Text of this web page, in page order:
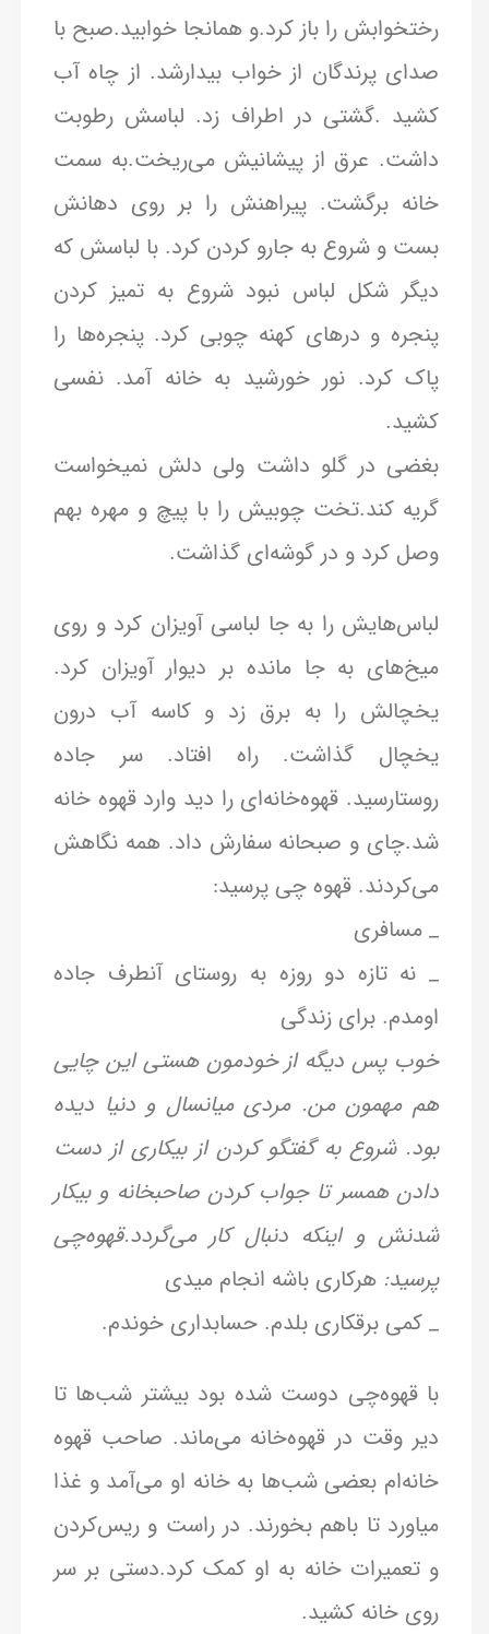
رختخوابش را باز کرد.و همانجا خوابید.صبح با
صدای پرندگان از خواب بیدارشد. از چاه آب
کشید .گشتی در اطراف زد. لباسش رطوبت
داشت. عرق از پیشانیش می‌ریخت.به سمت
خانه برگشت. پیراهنش را بر روی دهانش
بست و شروع به جارو کردن کرد. با لباسش که
دیگر شکل لباس نبود شروع به تمیز کردن
پنجره و درهای کهنه چوبی کرد. پنجره‌ها را
پاک کرد. نور خورشید به خانه آمد. نفسی
کشید.
بغضی در گلو داشت ولی دلش نمیخواست
گریه کند.تخت چوبیش را با پیچ و مهره بهم
وصل کرد و در گوشه‌ای گذاشت.
لباس‌هایش را به جا لباسی آویزان کرد و روی
میخ‌های به جا مانده بر دیوار آویزان کرد.
یخچالش را به برق زد و کاسه آب درون
یخچال گذاشت. راه افتاد. سر جاده
روستارسید. قهوه‌خانه‌ای را دید وارد قهوه خانه
شد.چای و صبحانه سفارش داد. همه نگاهش
می‌کردند. قهوه چی پرسید:
_ مسافری
_ نه تازه دو روزه به روستای آنطرف جاده
اومدم. برای زندگی
خوب پس دیگه از خودمون هستی این چایی‌
هم مهمون من. مردی میانسال و دنیا دیده
بود. شروع به گفتگو کردن از بیکاری از دست
دادن همسر تا جواب کردن صاحبخانه و بیکار
شدنش و اینکه دنبال کار می‌گردد.قهوه‌چی
پرسید: هرکاری باشه انجام میدی
_ کمی برقکاری بلدم. حسابداری خوندم.
با قهوه‌چی دوست شده بود بیشتر شب‌ها تا
دیر وقت در قهوه‌خانه می‌ماند. صاحب قهوه
خانه‌ام بعضی شب‌ها به خانه او می‌آمد و غذا
میاورد تا باهم بخورند. در راست و ریس‌کردن
و تعمیرات خانه به او کمک کرد.دستی بر سر
روی خانه کشید.